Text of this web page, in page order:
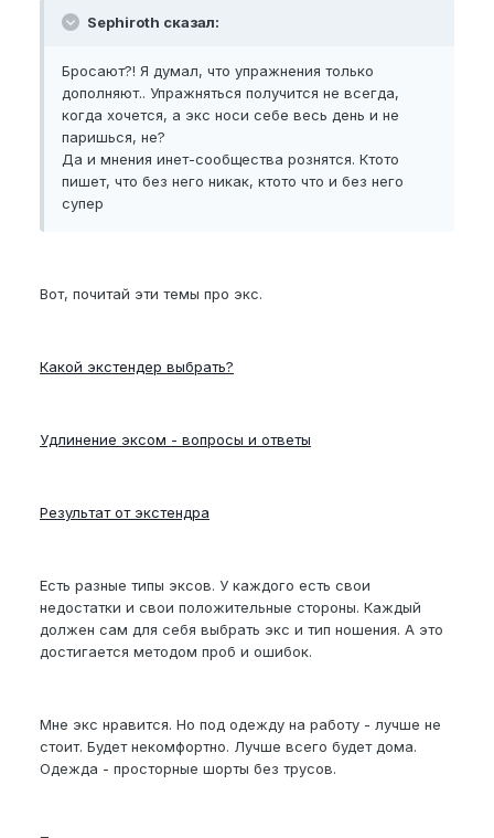
Sephiroth сказал:
Бросают?! Я думал, что упражнения только
дополняют.. Упражняться получится не всегда,
когда хочется, а экс носи себе весь день и не
паришься, не?
Да и мнения инет-сообщества рознятся. Ктото
пишет, что без него никак, ктото что и без него
супер
Вот, почитай эти темы про экс.
Какой экстендер выбрать?
Удлинение эксом - вопросы и ответы
Результат от экстендра
Есть разные типы эксов. У каждого есть свои
недостатки и свои положительные стороны. Каждый
должен сам для себя выбрать экс и тип ношения. А это
достигается методом проб и ошибок.
Мне экс нравится. Но под одежду на работу - лучше не
стоит. Будет некомфортно. Лучше всего будет дома.
Одежда - просторные шорты без трусов.